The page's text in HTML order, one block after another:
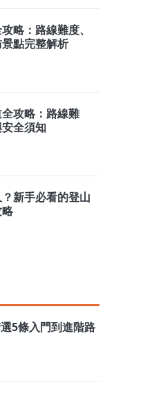
略：路線難度、
點完整解析
攻略：路線難
全須知
新手必看的登山
5條入門到進階路